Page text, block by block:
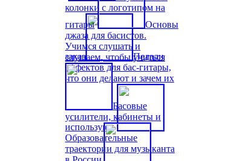
колонки с логотипом на
заказ
Педали
эффектов для бас-гитары,
что они делают и зачем их
используют
Образовательные
траектории для музыканта
гитары
Основы
джаза для басистов.
Учимся слушать и
слушаем, чтобы учиться
Басовые
усилители, кабинеты и